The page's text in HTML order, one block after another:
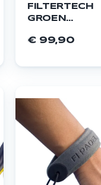
FILTERTECH
GROEN
€ 99,90